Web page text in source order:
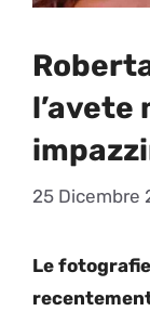
l’avete
25 Dicembre
Le